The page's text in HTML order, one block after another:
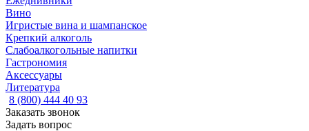
Вино
Игристые вина и шампанское
Крепкий алкоголь
Слабоалкогольные напитки
Гастрономия
Аксессуары
Литература
8 (800) 444 40 93
Заказать звонок
Задать вопрос